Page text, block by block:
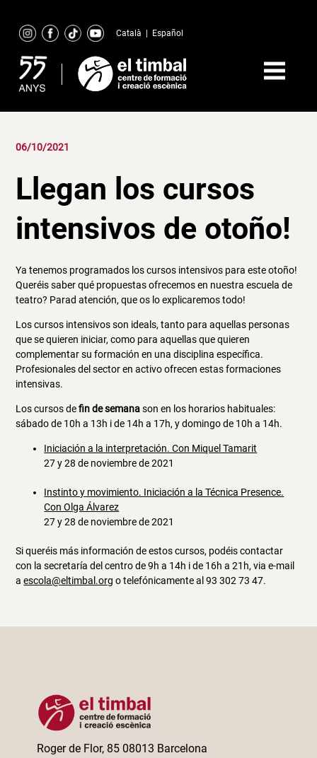
content
Català Español
06/10/2021
Llegan los cursos
intensivos de otoño!
Ya tenemos programados los cursos intensivos para este otoño!
Queréis saber qué propuestas ofrecemos en nuestra escuela de
teatro? Parad atención, que os lo explicaremos todo!
Los cursos intensivos son ideals, tanto para aquellas personas
que se quieren iniciar, como para aquellas que quieren
complementar su formación en una disciplina específica.
Profesionales del sector en activo ofrecen estas formaciones
intensivas.
Los cursos defin de semanason en los horarios habituales:
sábado de 10h a 13h i de 14h a 17h, y domingo de 10h a 14h.
Iniciación a la interpretación. Con Miquel Tamarit
27 y 28 de noviembre de 2021
Instinto y movimiento. Iniciación a la Técnica Presence.
Con Olga Álvarez
27 y 28 de noviembre de 2021
Si queréis más información de estos cursos, podéis contactar
con la secretaría del centro de 9h a 14h i de 16h a 21h, via e-mail
aescola@eltimbal.org o telefónicamente al 93 302 73 47.
Roger de Flor, 85 08013 Barcelona